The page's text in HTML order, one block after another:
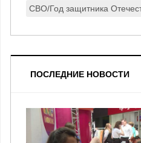
СВО/Год защитника
ПОСЛЕДНИЕ НОВОСТИ